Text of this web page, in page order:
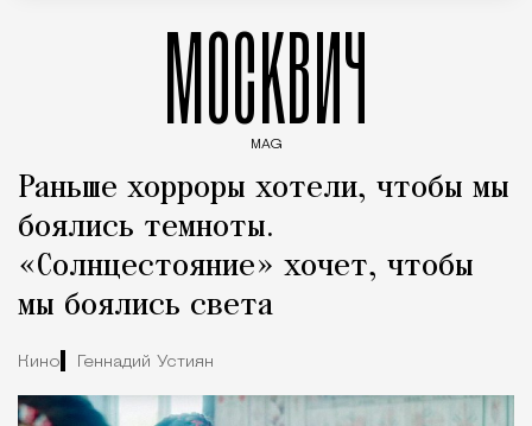
МОСКВИЧ
MAG
Раньше хорроры хотели, чтобы мы
боялись темноты.
«Солнцестояние» хочет, чтобы
мы боялись света
Кино Геннадий Устиян